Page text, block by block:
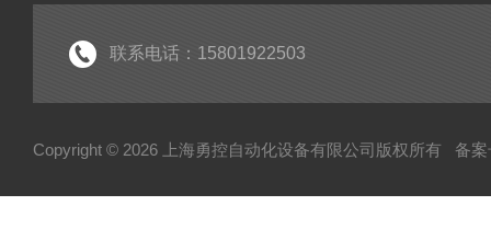
联系电话：15801922503
Copyright © 2026 上海勇控自动化设备有限公司版权所有 备案